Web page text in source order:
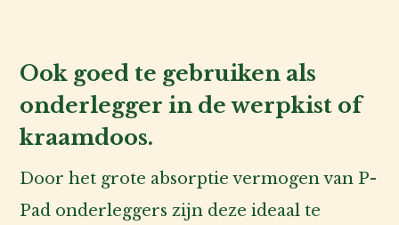
Ook goed te gebruiken als
onderlegger in de werpkist of
kraamdoos.
Door het grote absorptie vermogen van P-
Pad onderleggers zijn deze ideaal te